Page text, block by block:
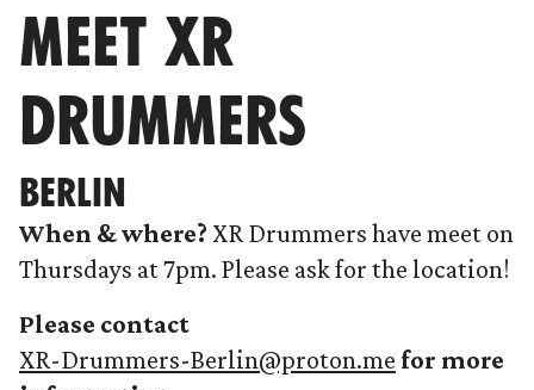
MEET XR
DRUMMERS
BERLIN
When & where? XR Drummers have meet on
Thursdays at 7pm. Please ask for the location!
Please contact
XR-Drummers-Berlin@proton.me for more